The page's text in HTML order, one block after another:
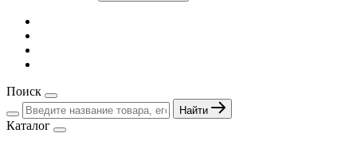
Поиск
Найти
Каталог